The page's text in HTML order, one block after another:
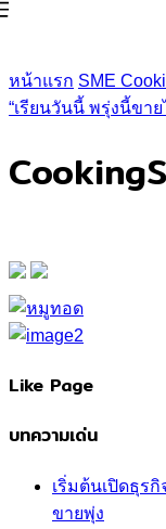
หน้าแรก SME
“เรียนวันนี้ พรุ่งนี้ขาย
Like Page
บทความเด่น
เริ่มต้นเปิดธุร
ขายพุ่ง